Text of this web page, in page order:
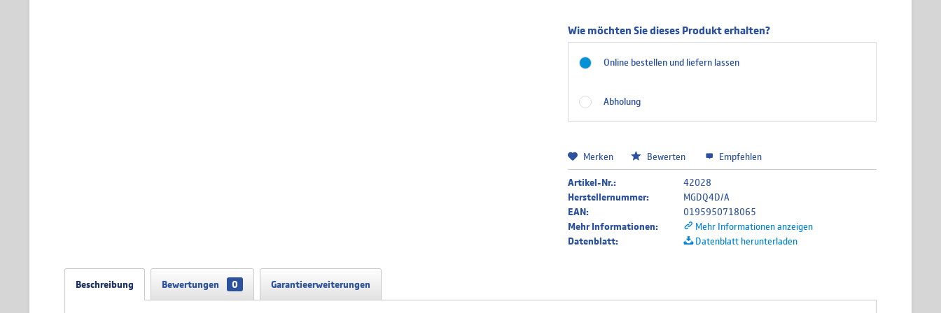
Französisches Tastatur Layout
Italienisches Tastatur Layout
Wie möchten Sie dieses Produkt erhalten?
Online bestellen und liefern lassen
Abholung
Merken Bewerten Empfehlen
Artikel-Nr.:
42028
Herstellernummer:
MGDQ4D/A
EAN:
0195950718065
Mehr Informationen:
Mehr Informationen anzeigen
Datenblatt:
Datenblatt herunterladen
Beschreibung Bewertungen 0 Garantieerweiterungen